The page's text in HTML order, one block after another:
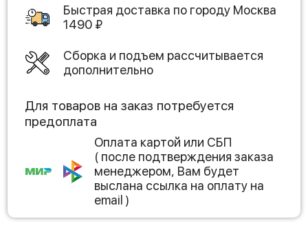
Быстрая доставка по городу Москва
1490 ₽
Сборка и подъем рассчитывается
дополнительно
Для товаров на заказ потребуется
предоплата
Оплата картой или СБП
( после подтверждения заказа
менеджером, Вам будет
выслана ссылка на оплату на
email )